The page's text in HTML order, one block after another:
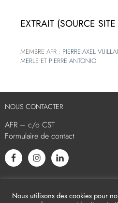
EXTRAIT (SOURCE
MEMBRE AFR : PIERRE-AXEL
MERLE ET PIERRE ANTONIO
NOUS CONTACTER
AFR – c/o CST
Formulaire de contact
Nous utilisons des cookies pour